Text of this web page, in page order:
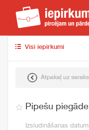
Visi iepirkumi
Atpakaļ uz
Pipešu
Izsludināšanas